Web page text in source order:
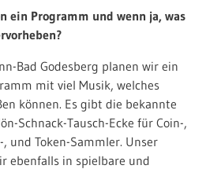
ein Programm und wenn ja, was
Bad Godesberg planen wir ein
mit viel Musik, welches
können. Es gibt die bekannte
Schnack-Tausch-Ecke für Coin-,
, und Token-Sammler. Unser
ebenfalls in spielbare und